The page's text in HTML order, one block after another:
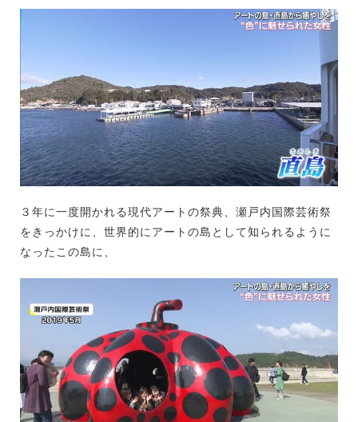
３年に一度開かれる現代アートの祭典、瀬戸内国際芸術祭
をきっかけに、世界的にアートの島として知られるように
なったこの島に、